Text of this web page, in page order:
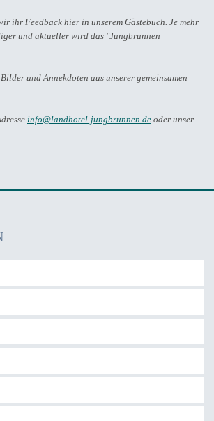
ihr Feedback hier in unserem Gästebuch. Je mehr
und aktueller wird das "Jungbrunnen
und Annekdoten aus unserer gemeinsamen
info@landhotel-jungbrunnen.de oder unser